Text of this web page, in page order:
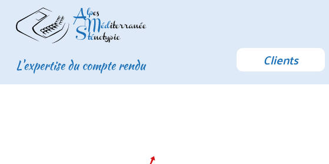
L'expertise du compte rendu Clients